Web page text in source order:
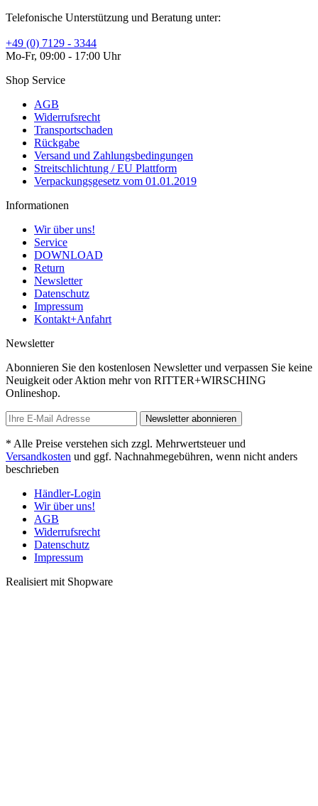
Telefonische Unterstützung und Beratung unter:
+49 (0) 7129 - 3344
Mo-Fr, 09:00 - 17:00 Uhr
Shop Service
AGB
Widerrufsrecht
Transportschaden
Rückgabe
Versand und Zahlungsbedingungen
Streitschlichtung / EU Plattform
Verpackungsgesetz vom 01.01.2019
Informationen
Wir über uns!
Service
DOWNLOAD
Return
Newsletter
Datenschutz
Impressum
Kontakt+Anfahrt
Newsletter
Abonnieren Sie den kostenlosen Newsletter und verpassen Sie keine
Neuigkeit oder Aktion mehr von RITTER+WIRSCHING
Onlineshop.
Newsletter abonnieren
* Alle Preise verstehen sich zzgl. Mehrwertsteuer und
Versandkosten und ggf. Nachnahmegebühren, wenn nicht anders
beschrieben
Händler-Login
Wir über uns!
AGB
Widerrufsrecht
Datenschutz
Impressum
Realisiert mit Shopware